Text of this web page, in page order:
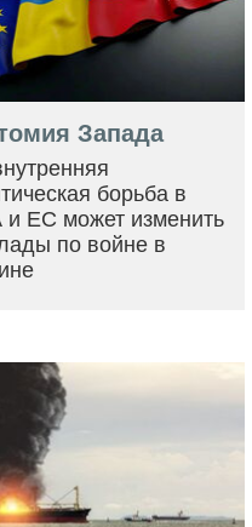
Запада
борьба в
ЕС может изменить
по войне в